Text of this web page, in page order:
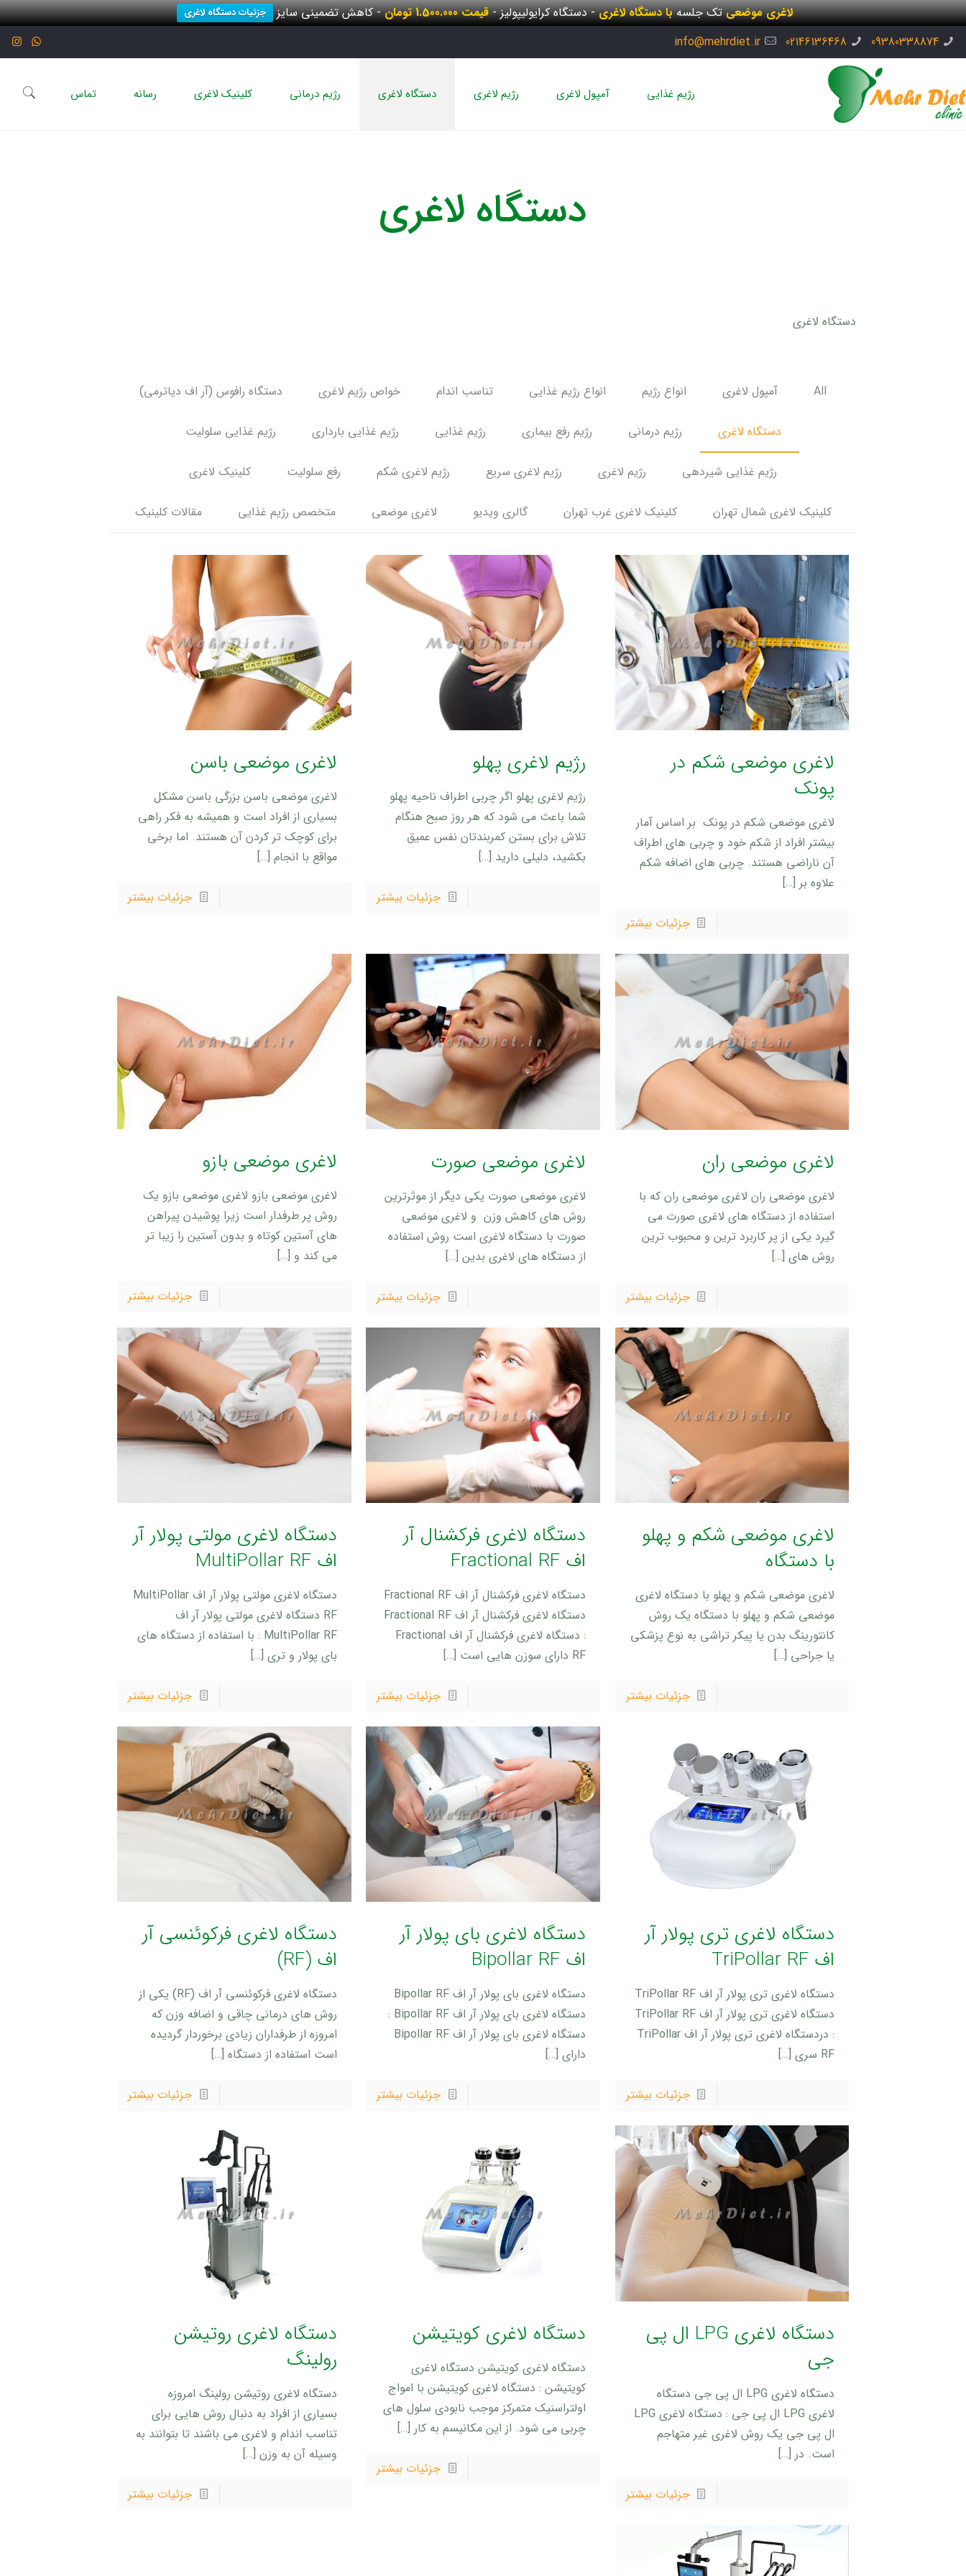
لاغری موضعیتک جلسهبا دستگاه لاغری- دستگاه کرایولیپولیز -قیمت 1.500.000 تومان - کاهش تضمینی سایز جزئیات دستگاه لاغری
09380338874
02146136468
info@mehrdiet.ir
رژیم غذایی آمپول لاغری رژیم لاغری دستگاه لاغری رژیم درمانی کلینیک لاغری رسانه تماس
دستگاه لاغری
دستگاه لاغری
All آمپول لاغری انواع رژیم انواع رژیم غذایی تناسب اندام خواص رژیم لاغری دستگاه رافوس (آر اف دیاترمی)
دستگاه لاغری رژیم درمانی رژیم رفع بیماری رژیم غذایی رژیم غذایی بارداری رژیم غذایی سلولیت
رژیم غذایی شیردهی رژیم لاغری رژیم لاغری سریع رژیم لاغری شکم رفع سلولیت کلینیک لاغری
کلینیک لاغری شمال تهران کلینیک لاغری غرب تهران گالری ویدیو لاغری موضعی متخصص رژیم غذایی مقالات کلینیک
لاغری موضعی شکم در
پونک
لاغری موضعی شکم در پونک بر اساس آمار
بیشتر افراد از شکم خود و چربی های اطراف
آن ناراضی هستند. چربی های اضافه شکم
علاوه بر[…]
جزئیات بیشتر
رژیم لاغری پهلو
رژیم لاغری پهلو اگر چربی اطراف ناحیه پهلو
شما باعث می شود که هر روز صبح هنگام
تلاش برای بستن کمربندتان نفس عمیق
بکشید، دلیلی دارید […]
جزئیات بیشتر
لاغری موضعی باسن
لاغری موضعی باسن بزرگی باسن مشکل
بسیاری از افراد است و همیشه به فکر راهی
برای کوچک تر کردن آن هستند. اما برخی
مواقع با انجام […]
جزئیات بیشتر
لاغری موضعی ران
لاغری موضعی ران لاغری موضعی ران که با
استفاده از دستگاه های لاغری صورت می
گیرد یکی از پر کاربرد ترین و محبوب ترین
روش های[…]
جزئیات بیشتر
لاغری موضعی صورت
لاغری موضعی صورت یکی دیگر از موثرترین
روش های کاهش وزن و لاغری موضعی
صورت با دستگاه لاغری است روش استفاده
از دستگاه های لاغری بدین […]
جزئیات بیشتر
لاغری موضعی بازو
لاغری موضعی بازو لاغری موضعی بازو یک
روش پر طرفدار است زیرا پوشیدن پیراهن
های آستین کوتاه و بدون آستین را زیبا تر
می کند و […]
جزئیات بیشتر
لاغری موضعی شکم و پهلو
با دستگاه
لاغری موضعی شکم و پهلو با دستگاه لاغری
موضعی شکم و پهلو با دستگاه یک روش
کانتورینگ بدن یا پیکر تراشی به نوع پزشکی
یا جراحی […]
جزئیات بیشتر
دستگاه لاغری فرکشنال آر
اف Fractional RF
دستگاه لاغری فرکشنال آر اف Fractional RF
دستگاه لاغری فرکشنال آر اف Fractional RF
: دستگاه لاغری فرکشنال آر اف Fractional
RF دارای سوزن هایی است
[…]
جزئیات بیشتر
دستگاه لاغری مولتی پولار آر
اف MultiPollar RF
دستگاه لاغری مولتی پولار آر اف MultiPollar
RF دستگاه لاغری مولتی پولار آر اف
MultiPollar RF : با استفاده از دستگاه های
بای پولار و تری […]
جزئیات بیشتر
دستگاه لاغری تری پولار آر
اف TriPollar RF
دستگاه لاغری تری پولار آر اف TriPollar RF
دستگاه لاغری تری پولار آر اف TriPollar RF
: دردستگاه لاغری تری پولار آر اف TriPollar
RF سری
[…]
جزئیات بیشتر
دستگاه لاغری بای پولار آر
اف Bipollar RF
دستگاه لاغری بای پولار آر اف Bipollar RF
دستگاه لاغری بای پولار آر اف Bipollar RF :
دستگاه لاغری بای پولار آر اف Bipollar RF
دارای […]
جزئیات بیشتر
دستگاه لاغری فرکوئنسی آر
اف (RF)
دستگاه لاغری فرکوئنسی آر اف (RF) یکی از
روش های درمانی چاقی و اضافه وزن که
امروزه از طرفداران زیادی برخوردار گردیده
است استفاده از دستگاه […]
جزئیات بیشتر
دستگاه لاغری LPG ال پی
جی
دستگاه لاغری LPG ال پی جی دستگاه
لاغری LPG ال پی جی : دستگاه لاغری LPG
ال پی جی یک روش لاغری غیر متهاجم
است. در […]
جزئیات بیشتر
دستگاه لاغری کویتیشن
دستگاه لاغری کویتیشن دستگاه لاغری
کویتیشن : دستگاه لاغری کویتیشن با امواج
اولتراسنیک متمرکز موجب نابودی سلول های
چربی می شود. از این مکانیسم به کار […]
جزئیات بیشتر
دستگاه لاغری روتیشن
رولینگ
دستگاه لاغری روتیشن رولینگ امروزه
بسیاری از افراد به دنبال روش هایی برای
تناسب اندام و لاغری می باشند تا بتوانند به
وسیله آن به وزن […]
جزئیات بیشتر